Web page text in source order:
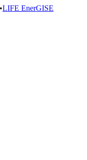
•LIFE EnerGISE